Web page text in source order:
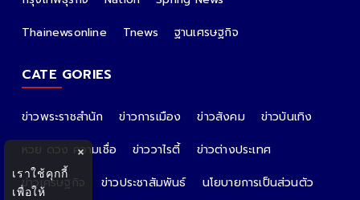
Thainewsonline
Tnews ฐานเศรษฐกิจ
CATE GORIES
ข่าวพระราชสำนัก ข่าวการเมือง ข่าวสังคม
ข่าวบันเทิง
หวย ดวง ความเชื่อ
ข่าววาไรตี้
ข่าวต่างประเทศ
ข่าวเศรษฐกิจ
ข่าวประชาสัมพันธ์ นโยบายการเป็นส่วนตัว
×
เราใช้คุกกี้
เพื่อให้